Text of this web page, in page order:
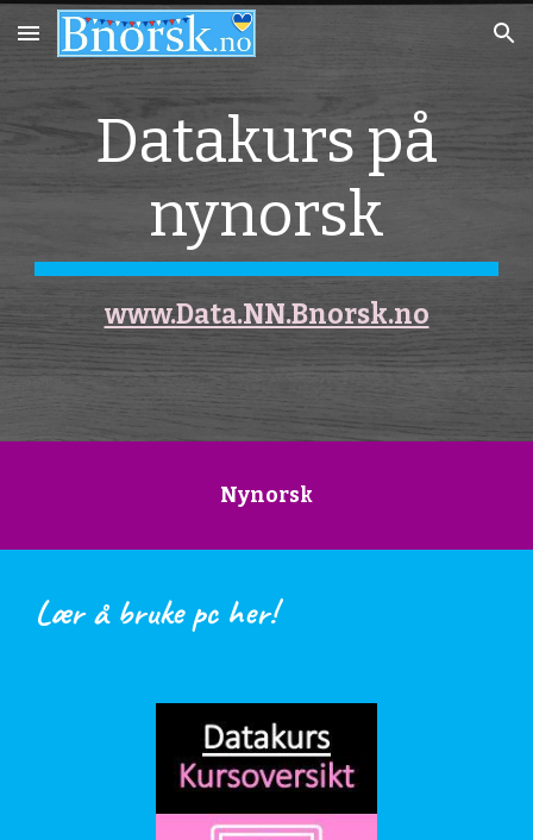
Skip to main content Skip to navigation
Datakurs på
nynorsk
www.Data.NN.Bnorsk.no
Nynorsk
Lær å bruke pc her!